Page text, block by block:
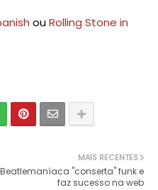
ouRolling Stone in
MAIS RECENTES
Beatlemaníaca "conserta" funk e
faz sucesso na web